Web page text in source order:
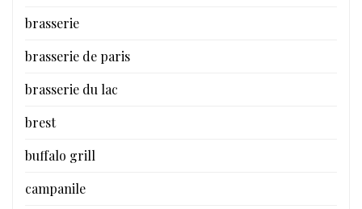
brasserie
brasserie de paris
brasserie du lac
brest
buffalo grill
campanile